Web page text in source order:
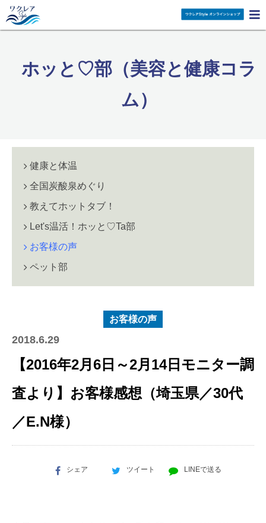

ホッと♡部（美容と健康コラ
ム）
健康と体温
全国炭酸泉めぐり
教えてホットタブ！
Let's温活！ホッと♡Ta部
お客様の声
ペット部
お客様の声
2018.6.29
【2016年2月6日～2月14日モニター調
査より】お客様感想（埼玉県／30代
／E.N様）
シェア ツイート LINEで送る